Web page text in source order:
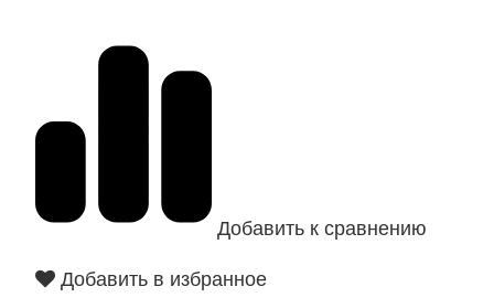
Добавить к сравнению
Добавить в избранное